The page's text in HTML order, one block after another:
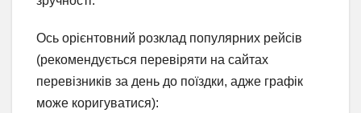
Ось орієнтовний розклад популярних рейсів
(рекомендується перевіряти на сайтах
перевізників за день до поїздки, адже графік
може коригуватися):